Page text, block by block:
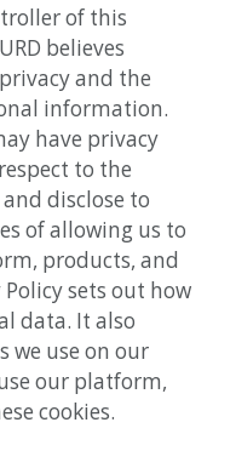
of this
believes
and the
information.
have privacy
to the
disclose to
of allowing us to
products, and
sets out how
data. It also
we use on our
our platform,
cookies.